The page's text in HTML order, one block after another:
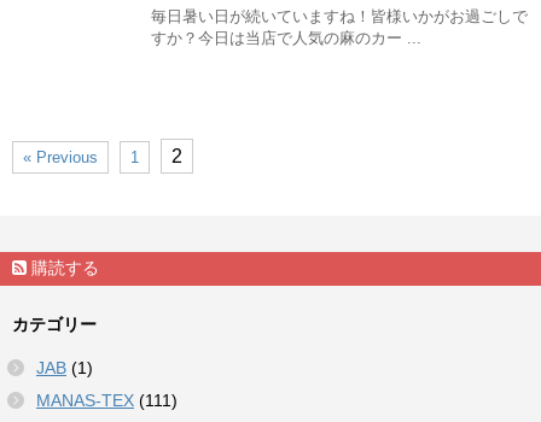
毎日暑い日が続いていますね！皆様いかがお過ごしで
すか？今日は当店で人気の麻のカー ...
« Previous 1 2
購読する
カテゴリー
JAB (1)
MANAS-TEX (111)